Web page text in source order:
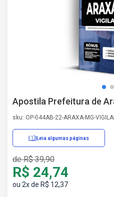
Apostila Prefeitura de
sku: OP-044AB-22-ARAXA-MG-
Leia algumas páginas
de R$ 39,90
R$ 24,74
ou 2x de R$ 12,37